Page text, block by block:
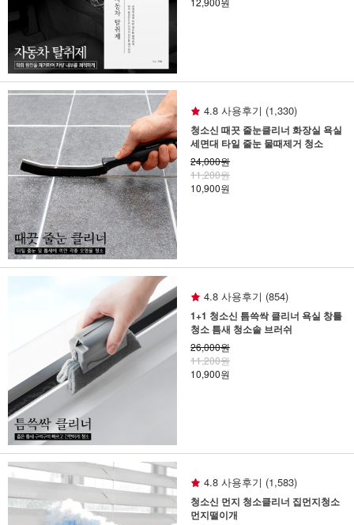
4.8 사용후기 (1,330)
청소신 때끗 줄눈클리너 화장실 욕실
세면대 타일 줄눈 물때제거 청소
24,000원
11,200원
10,900원
4.8 사용후기 (854)
1+1 청소신 틈쓱싹 클리너 욕실 창틀
청소 틈새 청소솔 브러쉬
26,000원
11,200원
10,900원
4.8 사용후기 (1,583)
청소신 먼지 청소클리너 집먼지청소
먼지떨이개